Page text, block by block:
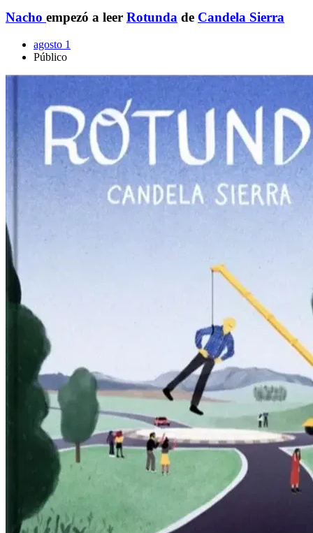
Nacho empezó a leer Rotunda de Candela Sierra
agosto 1
Público